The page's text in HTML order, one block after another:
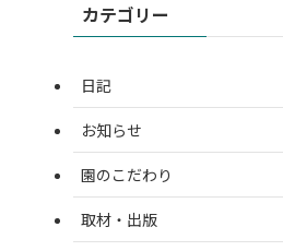
カテゴリー
日記
お知らせ
園のこだわり
取材・出版